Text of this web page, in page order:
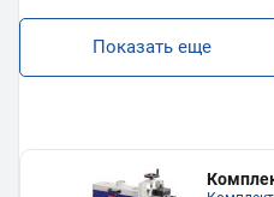
Показать еще